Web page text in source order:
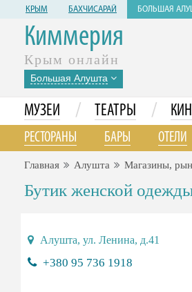
КРЫМ БАХЧИСАРАЙ БОЛЬШАЯ
Киммерия
Крым онлайн
Большая Алушта
МУЗЕИ / ТЕАТРЫ /
РЕСТОРАНЫ БАРЫ ОТЕЛИ
Главная Алушта Магазины,
Бутик женской
Алушта, ул. Ленина, д.41
+380 95 736 1918